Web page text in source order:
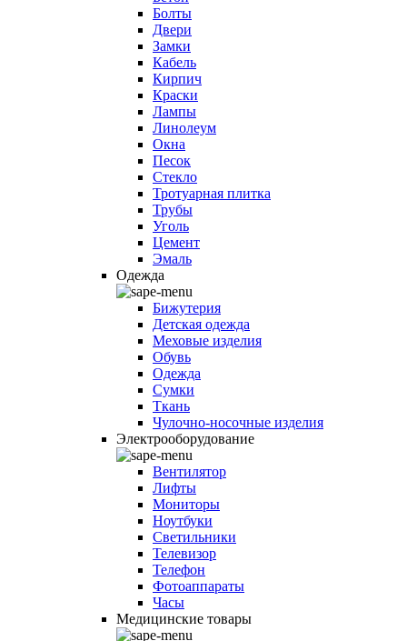
Болты
Двери
Замки
Кабель
Кирпич
Краски
Лампы
Линолеум
Окна
Песок
Стекло
Тротуарная плитка
Трубы
Уголь
Цемент
Эмаль
Одежда
Бижутерия
Детская одежда
Меховые изделия
Обувь
Одежда
Сумки
Ткань
Чулочно-носочные изделия
Электрооборудование
Вентилятор
Лифты
Мониторы
Ноутбуки
Светильники
Телевизор
Телефон
Фотоаппараты
Часы
Медицинские товары